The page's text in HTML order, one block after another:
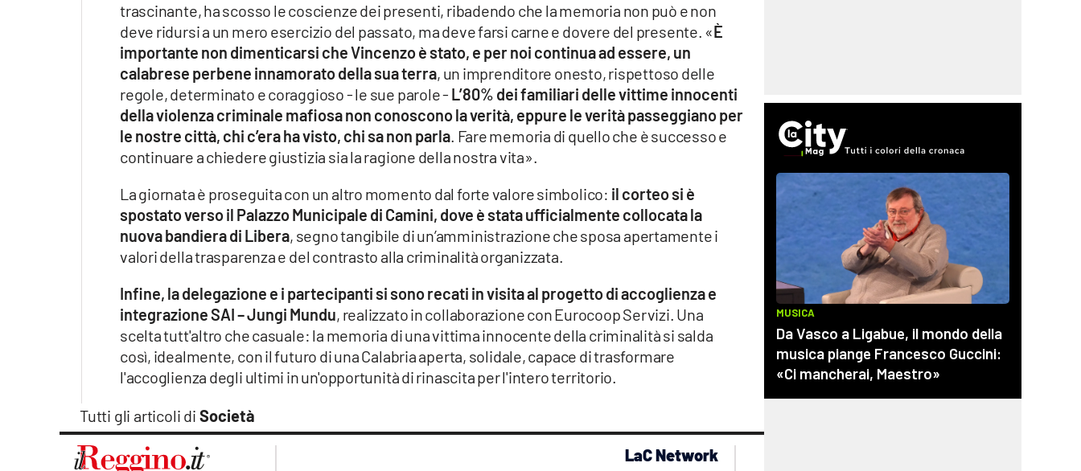
Tutti gli articoli di Società
trascinante, ha scosso le coscienze dei presenti, ribadendo che la memoria non può e non
deve ridursi a un mero esercizio del passato, ma deve farsi carne e dovere del presente. «È
importante non dimenticarsi che Vincenzo è stato, e per noi continua ad essere, un
calabrese perbene innamorato della sua terra, un imprenditore onesto, rispettoso delle
regole, determinato e coraggioso - le sue parole - L’80% dei familiari delle vittime innocenti
della violenza criminale mafiosa non conoscono la verità, eppure le verità passeggiano per
le nostre città, chi c’era ha visto, chi sa non parla. Fare memoria di quello che è successo e
continuare a chiedere giustizia sia la ragione della nostra vita».
La giornata è proseguita con un altro momento dal forte valore simbolico: il corteo si è
spostato verso il Palazzo Municipale di Camini, dove è stata ufficialmente collocata la
nuova bandiera di Libera, segno tangibile di un’amministrazione che sposa apertamente i
valori della trasparenza e del contrasto alla criminalità organizzata.
Infine, la delegazione e i partecipanti si sono recati in visita al progetto di accoglienza e
integrazione SAI – Jungi Mundu, realizzato in collaborazione con Eurocoop Servizi. Una
scelta tutt'altro che casuale: la memoria di una vittima innocente della criminalità si salda
così, idealmente, con il futuro di una Calabria aperta, solidale, capace di trasformare
l'accoglienza degli ultimi in un'opportunità di rinascita per l'intero territorio.
LaC Network